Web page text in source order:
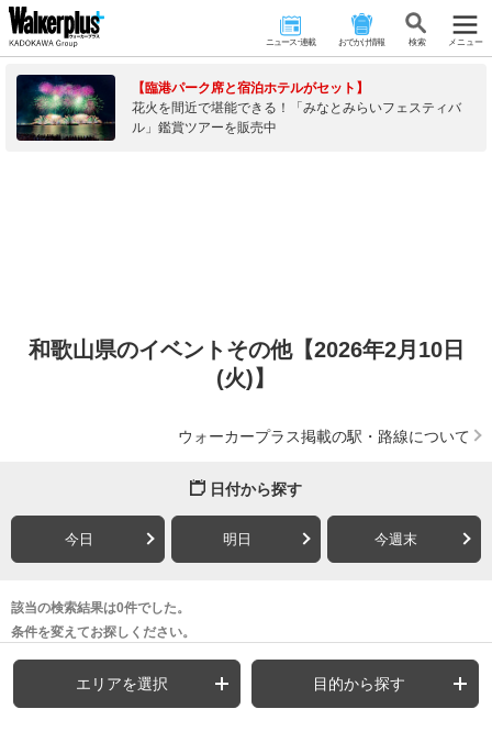
ニュース･連載 おでかけ情報 検 索 メニュー
【臨港パーク席と宿泊ホテルがセット】
花火を間近で堪能できる！「みなとみらいフェスティバ
ル」鑑賞ツアーを販売中
和歌山県のイベントその他【2026年2月10日
(火)】
ウォーカープラス掲載の駅・路線について
日付から探す
今日 明日 今週末
該当の検索結果は0件でした。
条件を変えてお探しください。
エリアを選択 目的から探す